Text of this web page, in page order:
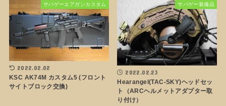
サバゲーエアガンカスタム
2022.02.02
KSC AK74M カスタム5 (フロント
サイトブロック交換)
サバゲー装備品
2022.02.23
Hearangel(TAC-SKY)ヘッドセッ
ト（ARCヘルメットアダプター取
り付け）